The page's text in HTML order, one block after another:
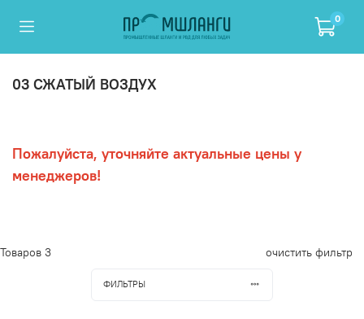
0
03 СЖАТЫЙ ВОЗДУХ
Пожалуйста, уточняйте актуальные цены у
менеджеров!
Товаров 3 очистить фильтр
ФИЛЬТРЫ